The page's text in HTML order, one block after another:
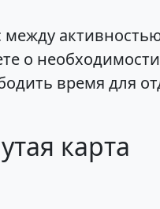
о
время для
карта